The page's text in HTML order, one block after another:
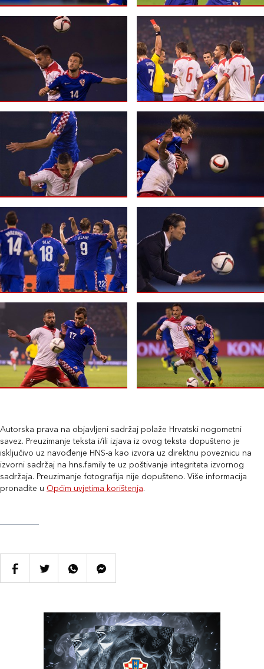
Autorska prava na objavljeni sadržaj polaže Hrvatski nogometni
savez. Preuzimanje teksta i/ili izjava iz ovog teksta dopušteno je
isključivo uz navođenje HNS-a kao izvora uz direktnu poveznicu na
izvorni sadržaj na hns.family te uz poštivanje integriteta izvornog
sadržaja. Preuzimanje fotografija nije dopušteno. Više informacija
pronađite u Općim uvjetima korištenja.